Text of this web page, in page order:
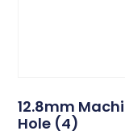
12.8mm
Hole (4)